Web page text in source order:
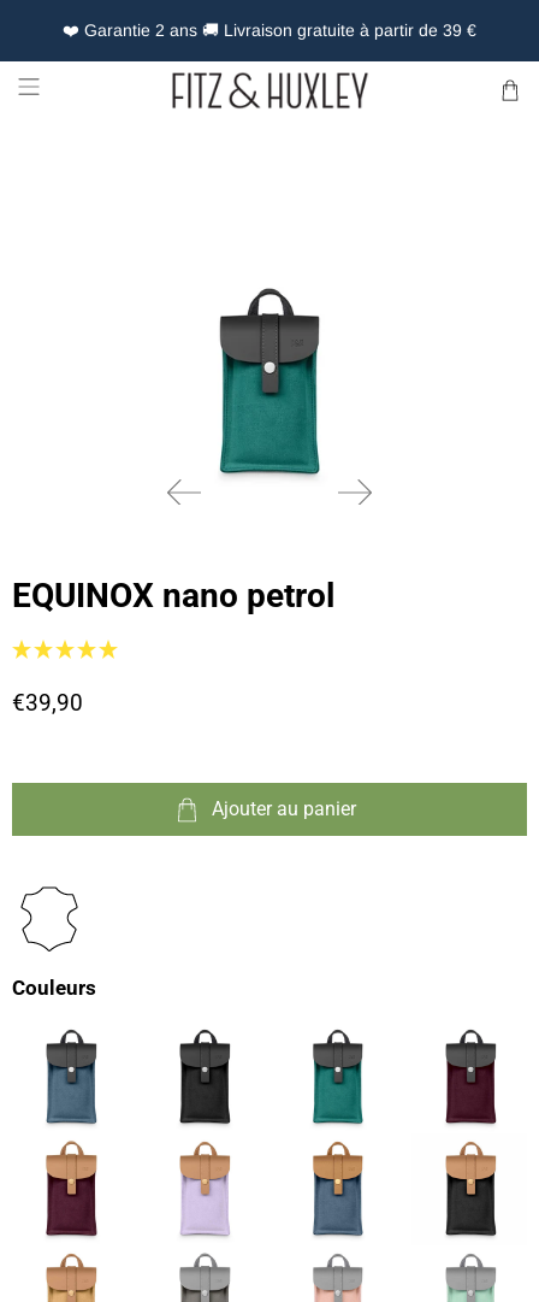
❤️ Garantie 2 ans 🚚 Livraison gratuite à partir de 39 €
EQUINOX nano petrol
€39,90
Ajouter au panier
Couleurs